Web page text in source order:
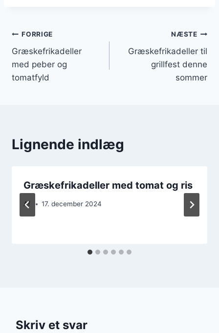
Indlægsnavigation
FORRIGE
Græskefrikadeller
med peber og
tomatfyld
NÆSTE
Græskefrikadeller til
grillfest denne
sommer
Lignende indlæg
Græskefrikadeller med tomat og ris
Af 17. december 2024
Skriv et svar